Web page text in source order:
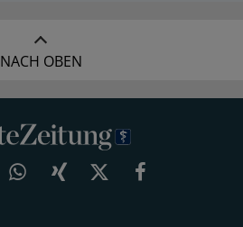
NACH OBEN